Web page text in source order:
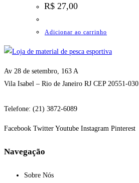
R$ 27,00
Adicionar ao carrinho
Av 28 de setembro, 163 A
Vila Isabel – Rio de Janeiro RJ CEP 20551-030
Telefone: (21) 3872-6089
Facebook Twitter Youtube Instagram Pinterest
Navegação
Sobre Nós